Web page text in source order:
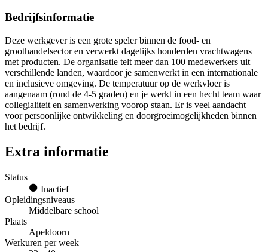
Bedrijfsinformatie
Deze werkgever is een grote speler binnen de food- en
groothandelsector en verwerkt dagelijks honderden vrachtwagens
met producten. De organisatie telt meer dan 100 medewerkers uit
verschillende landen, waardoor je samenwerkt in een internationale
en inclusieve omgeving. De temperatuur op de werkvloer is
aangenaam (rond de 4-5 graden) en je werkt in een hecht team waar
collegialiteit en samenwerking voorop staan. Er is veel aandacht
voor persoonlijke ontwikkeling en doorgroeimogelijkheden binnen
het bedrijf.
Extra informatie
Status
Inactief
Opleidingsniveaus
Middelbare school
Plaats
Apeldoorn
Werkuren per week